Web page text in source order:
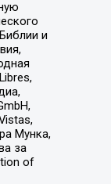
и
Мунка,
за
of